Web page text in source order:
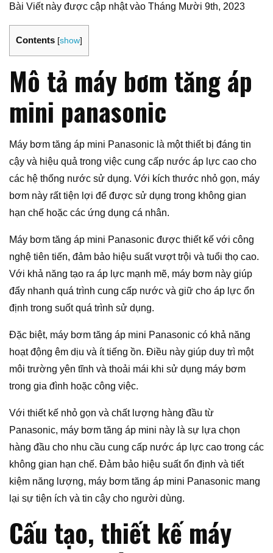
Bài Viết này được cập nhật vào Tháng Mười 9th, 2023
Contents [show]
Mô tả máy bơm tăng áp
mini panasonic
Máy bơm tăng áp mini Panasonic là một thiết bị đáng tin
cậy và hiệu quả trong việc cung cấp nước áp lực cao cho
các hệ thống nước sử dụng. Với kích thước nhỏ gọn, máy
bơm này rất tiện lợi để được sử dụng trong không gian
hạn chế hoặc các ứng dụng cá nhân.
Máy bơm tăng áp mini Panasonic được thiết kế với công
nghệ tiên tiến, đảm bảo hiệu suất vượt trội và tuổi thọ cao.
Với khả năng tạo ra áp lực mạnh mẽ, máy bơm này giúp
đẩy nhanh quá trình cung cấp nước và giữ cho áp lực ổn
định trong suốt quá trình sử dụng.
Đặc biệt, máy bơm tăng áp mini Panasonic có khả năng
hoạt động êm dịu và ít tiếng ồn. Điều này giúp duy trì một
môi trường yên tĩnh và thoải mái khi sử dụng máy bơm
trong gia đình hoặc công việc.
Với thiết kế nhỏ gọn và chất lượng hàng đầu từ
Panasonic, máy bơm tăng áp mini này là sự lựa chọn
hàng đầu cho nhu cầu cung cấp nước áp lực cao trong các
không gian hạn chế. Đảm bảo hiệu suất ổn định và tiết
kiệm năng lượng, máy bơm tăng áp mini Panasonic mang
lại sự tiện ích và tin cậy cho người dùng.
Cấu tạo, thiết kế máy